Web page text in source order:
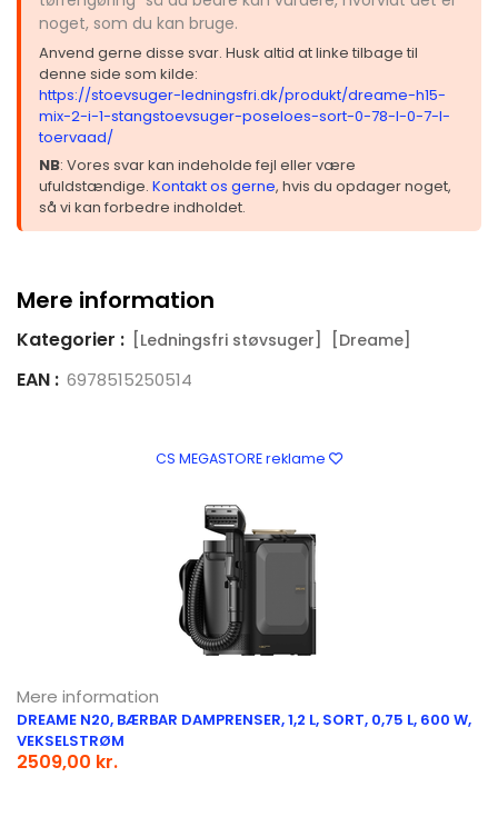
noget, som du kan bruge.
Anvend gerne disse svar. Husk altid at linke tilbage til
denne side som kilde:
https://stoevsuger-ledningsfri.dk/produkt/dreame-h15-
mix-2-i-1-stangstoevsuger-poseloes-sort-0-78-l-0-7-l-
toervaad/
NB: Vores svar kan indeholde fejl eller være
ufuldstændige. Kontakt os gerne, hvis du opdager noget,
så vi kan forbedre indholdet.
Mere information
Kategorier : [Ledningsfri støvsuger] [Dreame]
EAN : 6978515250514
CS MEGASTORE reklame
Mere information
DREAME N20, BÆRBAR DAMPRENSER, 1,2 L, SORT, 0,75 L, 600 W,
VEKSELSTRØM
2509,00 kr.